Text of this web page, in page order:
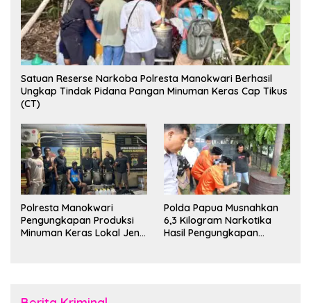
Satuan Reserse Narkoba Polresta Manokwari Berhasil
Ungkap Tindak Pidana Pangan Minuman Keras Cap Tikus
(CT)
Polresta Manokwari
Pengungkapan Produksi
Minuman Keras Lokal Jenis
Polda Papua Musnahkan
6,3 Kilogram Narkotika
Hasil Pengungkapan